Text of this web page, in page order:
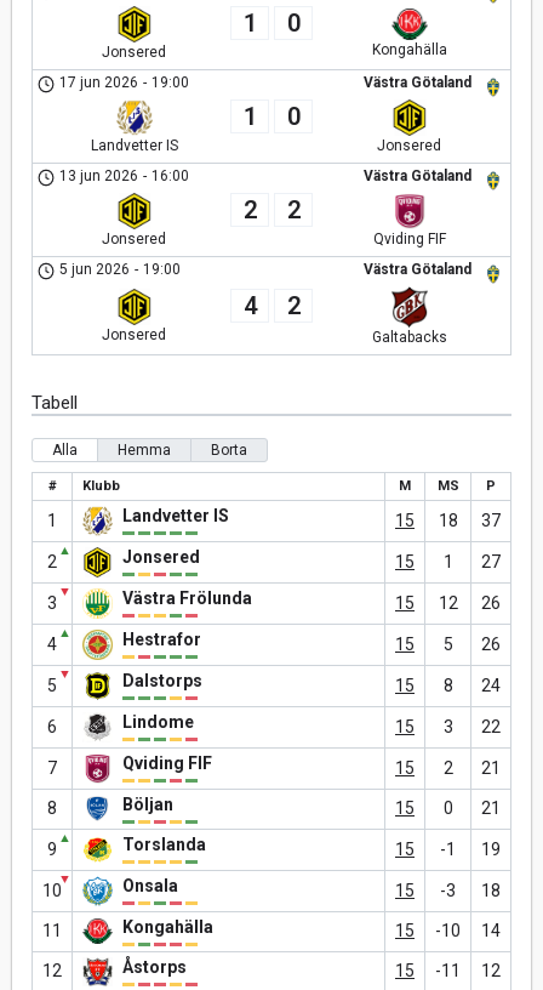
Jonsered
1 0
Kongahälla
Västra Götaland
17 jun 2026 - 19:00
Landvetter IS
1 0
Jonsered
Västra Götaland
13 jun 2026 - 16:00
Jonsered
2 2
Qviding FIF
Västra Götaland
5 jun 2026 - 19:00
Jonsered
4 2
Galtabacks
Tabell
Alla Hemma Borta
# Klubb M MS P
1 Landvetter IS 15 18 37
2
▲ Jonsered 15 1 27
3
▼ Västra Frölunda 15 12 26
4
▲ Hestrafor 15 5 26
5
▼ Dalstorps 15 8 24
6 Lindome 15 3 22
7 Qviding FIF 15 2 21
8 Böljan 15 0 21
9
▲ Torslanda 15 -1 19
10
▼ Onsala 15 -3 18
11 Kongahälla 15 -10 14
12 Åstorps 15 -11 12